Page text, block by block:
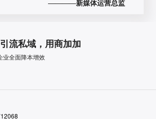
大型的企业，对于选择供应商有比较严格的
定商加加之前，我们与多家企业都有沟通，
加加，专业的解答给我印象深刻；服务也非
们是年费会员，还担心一次性付费后面服务跟
流私域，用商加加
业全面降本增效